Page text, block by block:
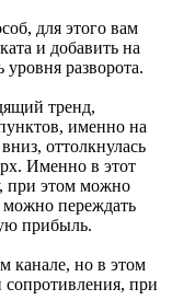
для этого вам
и добавить на
разворота.
тренд,
именно на
оттолкнулась
Именно в этот
при этом можно
можно переждать
прибыль.
канале, но в этом
сопротивления, при